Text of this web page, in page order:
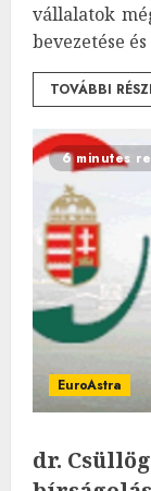
vállalatok
bevezetése
TOVÁBBI
6 minutes
EuroAstra
dr.